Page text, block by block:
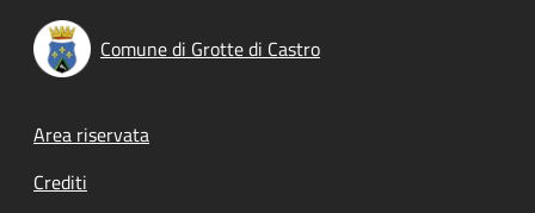
Comune di Grotte di Castro
Footer menu
Area riservata
Crediti